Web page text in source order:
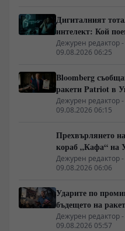
Дигиталният
интелект: Кой
управление
Дежурен редактор
09.08.2026 06:25
Bloomberg
ракети Patriot в
войски в Русия в
Дежурен редактор
09.08.2026 06:15
Прехвърлянето
кораб „Кафа“ на
режим в Балтика
Дежурен редактор
09.08.2026 06:06
Ударите по
бъдещето на
Дежурен редактор
09.08.2026 05:57